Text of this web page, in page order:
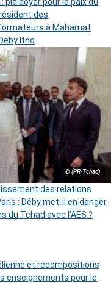
des
à Mahamat
Itno
© (PR-Tchad)
des relations
: Déby met-il en danger
du Tchad avec l’AES ?
et recompositions
enseignements pour le